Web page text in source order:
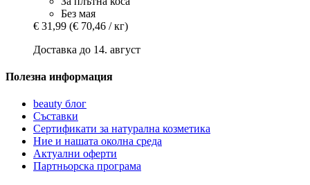
Без мая
€ 31,99 (€ 70,46 / кг)
Доставка до 14. август
Полезна информация
beauty блог
Съставки
Сертификати за натурална козметика
Ние и нашата околна среда
Актуални оферти
Партньорска програма